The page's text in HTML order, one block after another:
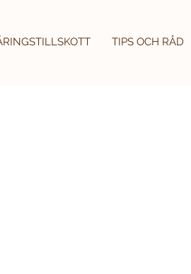
TIPS OCH RÅD